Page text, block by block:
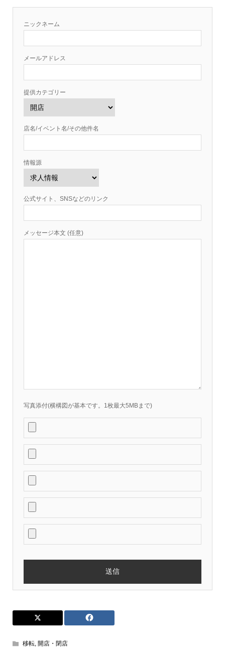
ニックネーム
メールアドレス
提供カテゴリー
店名/イベント名/その他件名
情報源
公式サイト、SNSなどのリンク
メッセージ本文 (任意)
写真添付(横構図が基本です。1枚最大5MBまで)
移転, 開店・閉店